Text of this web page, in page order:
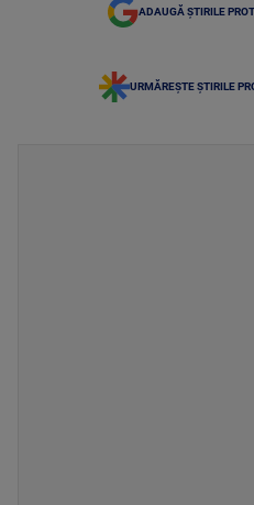
ADAUGĂ ȘTIRILE
URMĂREȘTE ȘTIRILE